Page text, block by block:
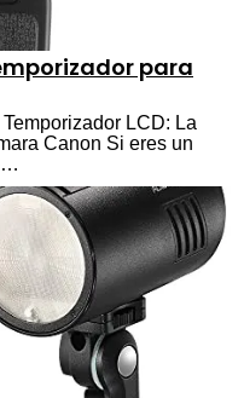
para
LCD: La
Canon Si eres un